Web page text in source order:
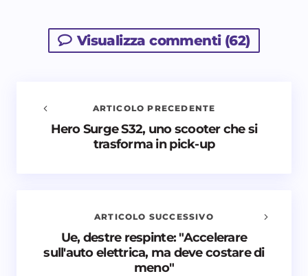
Visualizza commenti (62)
Avvisami quando vengono aggiunti nuovi
ARTICOLO PRECEDENTE
Hero Surge S32, uno scooter che si
trasforma in pick-up
ARTICOLO SUCCESSIVO
Ue, destre respinte: "Accelerare
sull'auto elettrica, ma deve costare di
meno"